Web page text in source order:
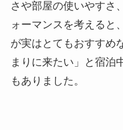
さや部屋の使いやすさ
ォーマンスを考えると
が実はとてもおすすめ
まりに来たい」と宿泊
もありました。